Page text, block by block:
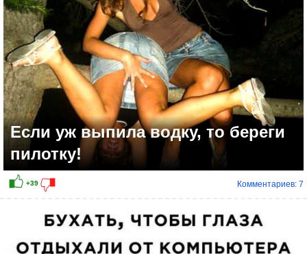
+52
Если уж выпила водку, то береги
пилотку!
Комментариев: 7